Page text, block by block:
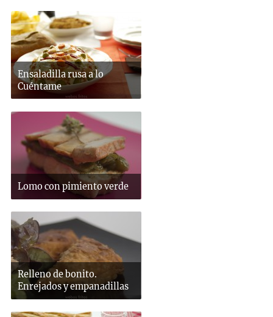
Ensaladilla rusa a lo
Cuéntame
Lomo con pimiento verde
Relleno de bonito.
Enrejados y empanadillas